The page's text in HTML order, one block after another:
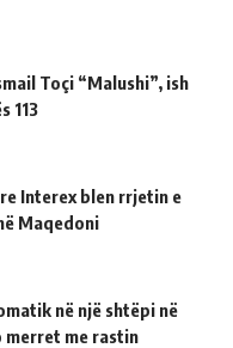
Toçi “Malushi”, ish
113
Interex blen rrjetin e
Maqedoni
në një shtëpi në
merret me rastin